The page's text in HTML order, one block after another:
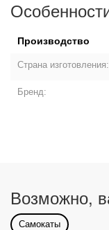
Производство
Страна изготовления:
Бренд:
Возможно,
Самокаты